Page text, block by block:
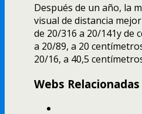
Después de un año, la
visual de distancia
de 20/316 a 20/141y de
a 20/89, a 20
20/16, a 40,5
Webs Relacionadas